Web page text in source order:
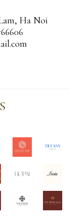
Ha Noi